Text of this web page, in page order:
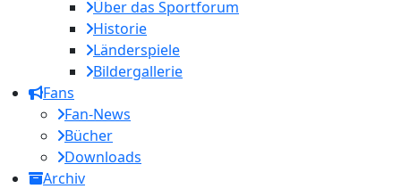
Über das Sportforum
Historie
Länderspiele
Bildergallerie
Fans
Fan-News
Bücher
Downloads
Archiv